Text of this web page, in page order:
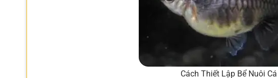
Cách Thiết Lập Bể Nuôi